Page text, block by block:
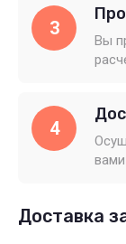
3
Вы
4
Доставка